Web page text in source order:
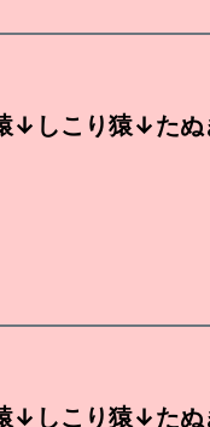
↓しこり猿↓た
↓しこり猿↓た